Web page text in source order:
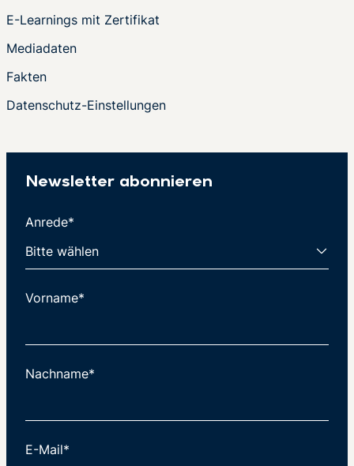
E-Learnings mit Zertifikat
Mediadaten
Fakten
Datenschutz-Einstellungen
Newsletter abonnieren
Anrede*
Vorname*
Nachname*
E-Mail*